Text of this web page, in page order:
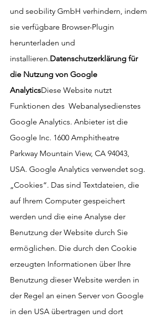
und seobility GmbH verhindern, indem
sie verfügbare Browser-Plugin
herunterladen und
installieren.Datenschutzerklärung für
die Nutzung von Google
AnalyticsDiese Website nutzt
Funktionen des Webanalysedienstes
Google Analytics. Anbieter ist die
Google Inc. 1600 Amphitheatre
Parkway Mountain View, CA 94043,
USA. Google Analytics verwendet sog.
„Cookies“. Das sind Textdateien, die
auf Ihrem Computer gespeichert
werden und die eine Analyse der
Benutzung der Website durch Sie
ermöglichen. Die durch den Cookie
erzeugten Informationen über Ihre
Benutzung dieser Website werden in
der Regel an einen Server von Google
in den USA übertragen und dort